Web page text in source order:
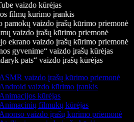
vaizdo kūrėjas
filmų kūrimo įrankis
vaizdo įrašų kūrimo priemonė
vaizdo įrašų kūrimo priemonė
ekrano vaizdo įrašų kūrimo priemonė
gyvenime“ vaizdo įrašų kūrėjas
pats“ vaizdo įrašų kūrėjas
vaizdo įrašų kūrimo priemonė
vaizdo kūrimo įrankis
kūrėjas
filmukų kūrėjas
vaizdo įrašų kūrimo priemonė